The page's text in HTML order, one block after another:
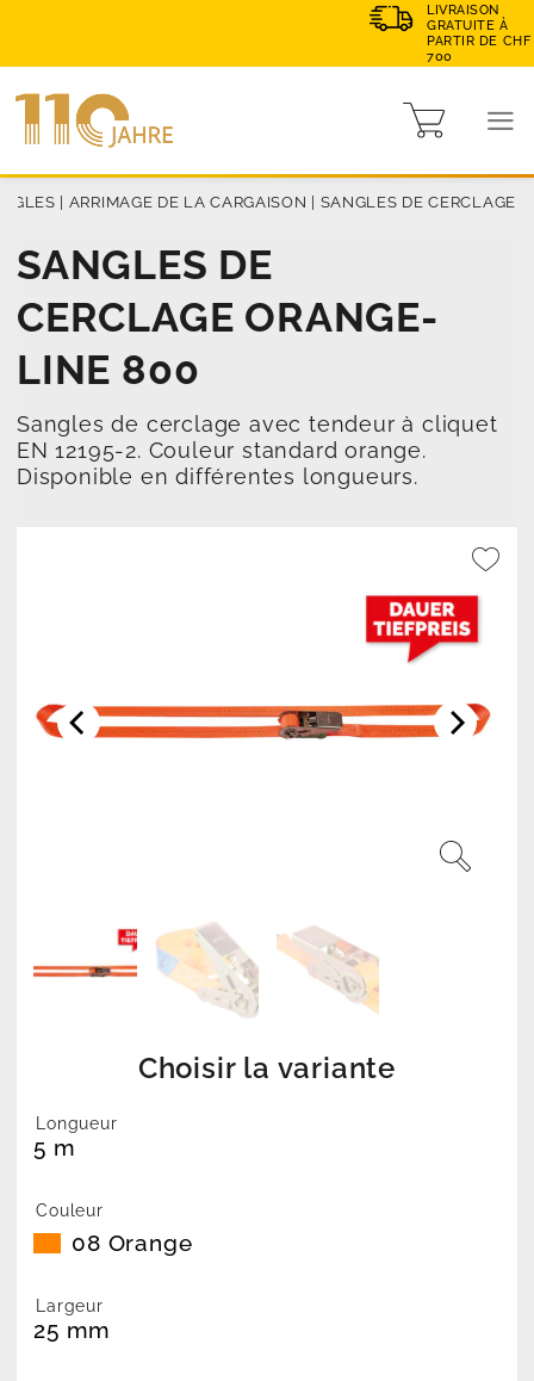
LIVRAISON
GRATUITE À
PARTIR DE CHF
700
ARRIMAGE DE LA CARGAISON SANGLES DE CERCLAGE
SANGLES DE
CERCLAGE ORANGE-
LINE 800
Sangles de cerclage avec tendeur à cliquet
EN 12195-2. Couleur standard orange.
Disponible en différentes longueurs.
Choisir la variante
Longueur
5 m
Couleur
08 Orange
Largeur
25 mm